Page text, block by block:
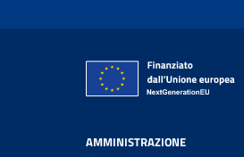
AMMINISTRAZIONE